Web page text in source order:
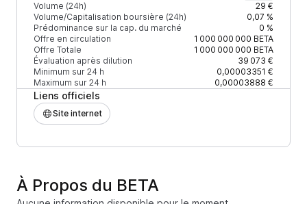
Volume (24h)
29 €
Volume/Capitalisation boursière (24h)
0,07 %
Prédominance sur la cap. du marché
0 %
Offre en circulation
1 000 000 000 BETA
Offre Totale
1 000 000 000 BETA
Évaluation après dilution
39 073 €
Minimum sur 24 h
0,00003351 €
Maximum sur 24 h
0,00003888 €
Liens officiels
Site internet
À Propos du BETA